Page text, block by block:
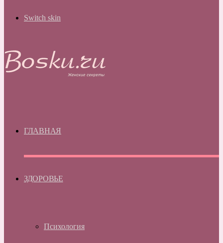
Switch skin
ГЛАВНАЯ
ЗДОРОВЬЕ
Психология